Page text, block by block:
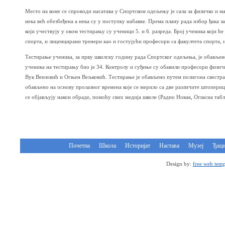
Место на коме се спроводи насатава у Спортском одељењу је сала за физичко и
нека већ обезбеђена а нека су у поступку набавке. Према плану рада избор
који учествују у овом тестирању су ученици 5. и 6. разреда. Број ученика
спорта, и лиценцирани тренери као и гостујући професори са факултета спорта,
Тестирање ученика, за прву школску годину рада Спортског одељења, је
ученика на тестирању био је 34. Контролу и суђење су обавили професори
Вук Веизовић и Огњен Вељковић. Тестирање је обављено путем полигона
обављено на основу пролазног времена које се мерило са две различите
се објављују након обраде, помоћу свих медија школе (Радио Новак, Огласна
Почетна Школа Историјат Настава Музеј Ђаци
Design by: free web